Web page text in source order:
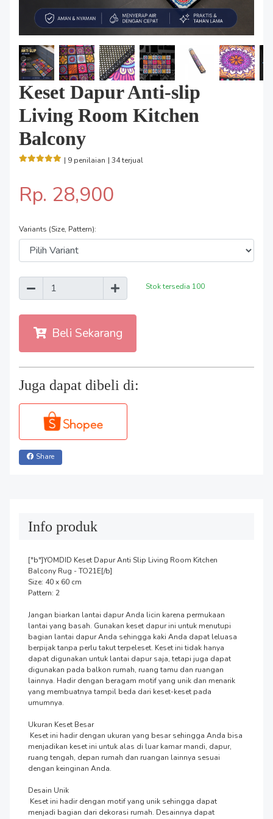
Keset Dapur Anti-slip
Living Room Kitchen
Balcony
| 9 penilaian | 34 terjual
Rp. 28,900
Variants (Size, Pattern):
Stok tersedia 100
Beli Sekarang
Juga dapat dibeli di:
Share
Info produk
["b"]YOMDID Keset Dapur Anti Slip Living Room Kitchen
Balcony Rug - TO21E[/b]
Size: 40 x 60 cm
Pattern: 2
Jangan biarkan lantai dapur Anda licin karena permukaan
lantai yang basah. Gunakan keset dapur ini untuk menutupi
bagian lantai dapur Anda sehingga kaki Anda dapat leluasa
berpijak tanpa perlu takut terpeleset. Keset ini tidak hanya
dapat digunakan untuk lantai dapur saja, tetapi juga dapat
digunakan pada balkon rumah, ruang tamu dan ruangan
lainnya. Hadir dengan beragam motif yang unik dan menarik
yang membuatnya tampil beda dari keset-keset pada
umumnya.
Ukuran Keset Besar
menjadikan keset ini untuk alas di luar kamar mandi, dapur,
ruang tengah, depan rumah dan ruangan lainnya sesuai
dengan keinginan Anda.
Desain Unik
menjadi bagian dari dekorasi rumah. Desainnya dapat